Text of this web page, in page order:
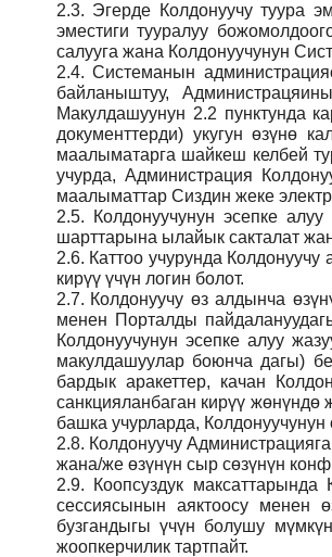
2.3. Эгерде Колдонуучу туура
эместиги тууралуу
салууга жана Колдонуучунун
2.4.Системанын
байланыштуу,
Макулдашуунун 2.2 пунктунда
документтерди) укугун өзүнө
маалыматарга шайкеш келбей
учурда, Администрация
маалыматтар Сиздин жеке
2.5.
Колдонуучунун эсепке
шарттарына ылайык сакталат
2.6. Каттоо учурунда
кирүү үчүн логин болот.
2.7. Колдонуучу өз алдынча
менен Порталды
Колдонуучунун эсепке алуу
макулдашуулар боюнча дагы)
бардык аракеттер, качан
санкцияланбаган кирүү жөнүндө
башка учурларда, Колдонуучунун
2.8. Колдонуучу
жана/же өзүнүн сыр сөзүнүн
2.9. Коопсуздук
сессиясынын аяктоосу менен
бузгандыгы үчүн болушу
жоопкерчилик тартпайт.